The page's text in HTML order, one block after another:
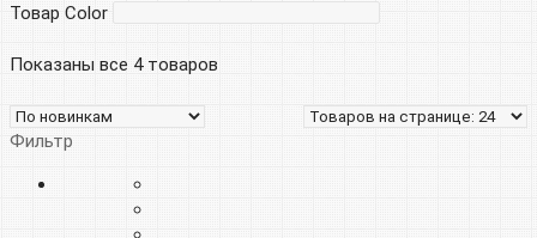
Товар Color
Показаны все 4 товаров
Фильтр